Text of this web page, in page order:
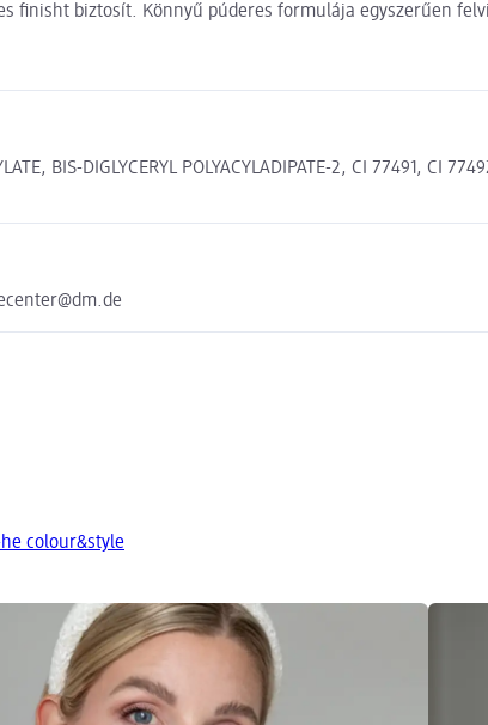
finisht biztosít. Könnyű púderes formulája egyszerűen
BIS-DIGLYCERYL POLYACYLADIPATE-2, CI 77491, CI
colour&style